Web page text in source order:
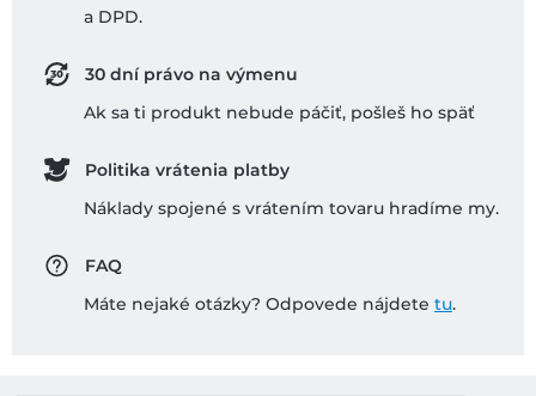
a DPD.
30 dní právo na výmenu
Ak sa ti produkt nebude páčiť, pošleš ho späť
Politika vrátenia platby
Náklady spojené s vrátením tovaru hradíme my.
FAQ
Máte nejaké otázky? Odpovede nájdete tu.